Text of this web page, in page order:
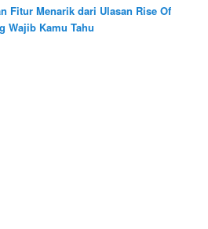
Fitur Menarik dari Ulasan Rise Of
Wajib Kamu Tahu